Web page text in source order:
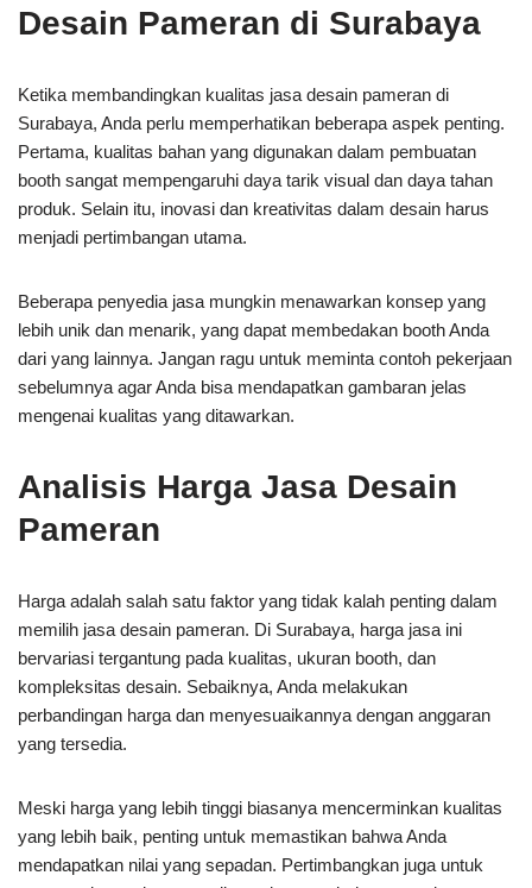
Desain Pameran di Surabaya
Ketika membandingkan kualitas jasa desain pameran di
Surabaya, Anda perlu memperhatikan beberapa aspek penting.
Pertama, kualitas bahan yang digunakan dalam pembuatan
booth sangat mempengaruhi daya tarik visual dan daya tahan
produk. Selain itu, inovasi dan kreativitas dalam desain harus
menjadi pertimbangan utama.
Beberapa penyedia jasa mungkin menawarkan konsep yang
lebih unik dan menarik, yang dapat membedakan booth Anda
dari yang lainnya. Jangan ragu untuk meminta contoh pekerjaan
sebelumnya agar Anda bisa mendapatkan gambaran jelas
mengenai kualitas yang ditawarkan.
Analisis Harga Jasa Desain
Pameran
Harga adalah salah satu faktor yang tidak kalah penting dalam
memilih jasa desain pameran. Di Surabaya, harga jasa ini
bervariasi tergantung pada kualitas, ukuran booth, dan
kompleksitas desain. Sebaiknya, Anda melakukan
perbandingan harga dan menyesuaikannya dengan anggaran
yang tersedia.
Meski harga yang lebih tinggi biasanya mencerminkan kualitas
yang lebih baik, penting untuk memastikan bahwa Anda
mendapatkan nilai yang sepadan. Pertimbangkan juga untuk